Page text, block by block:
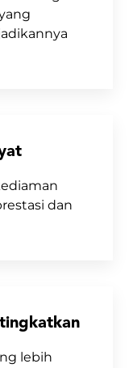
dan
lebih